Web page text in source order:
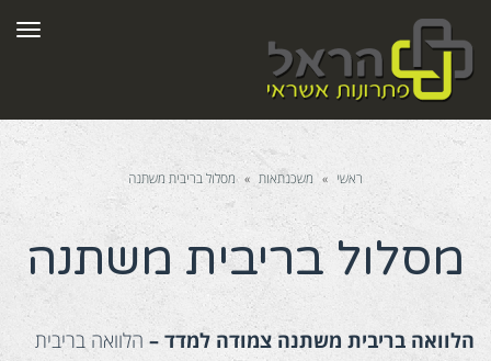
ראשי » משכנתאות » מסלול בריבית משתנה
מסלול בריבית משתנה
הלוואה בריבית משתנה צמודה למדד – הלוואה בריבית